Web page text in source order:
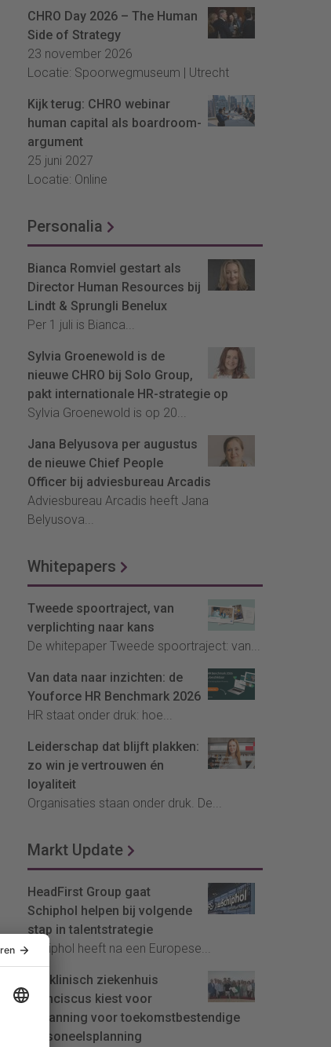
CHRO Day 2026 – The Human
Side of Strategy
23 november 2026
Locatie: Spoorwegmuseum | Utrecht
Kijk terug: CHRO webinar
human capital als boardroom-
argument
25 juni 2027
Locatie: Online
Personalia
Bianca Romviel gestart als
Director Human Resources bij
Lindt & Sprungli Benelux
Per 1 juli is Bianca...
Sylvia Groenewold is de
nieuwe CHRO bij Solo Group,
pakt internationale HR-strategie op
Sylvia Groenewold is op 20...
Jana Belyusova per augustus
de nieuwe Chief People
Officer bij adviesbureau Arcadis
Adviesbureau Arcadis heeft Jana
Belyusova...
Whitepapers
Tweede spoortraject, van
verplichting naar kans
De whitepaper Tweede spoortraject: van...
Van data naar inzichten: de
Youforce HR Benchmark 2026
HR staat onder druk: hoe...
Leiderschap dat blijft plakken:
zo win je vertrouwen én
loyaliteit
Organisaties staan onder druk. De...
Markt Update
HeadFirst Group gaat
Schiphol helpen bij volgende
stap in talentstrategie
Schiphol heeft na een Europese...
Topklinisch ziekenhuis
Franciscus kiest voor
InPlanning voor toekomstbestendige
personeelsplanning